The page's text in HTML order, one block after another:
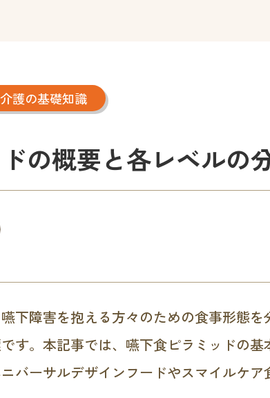
介護の基礎知識
の概要と各レベルの
下障害を抱える方々のための食事形態
す。本記事では、嚥下食ピラミッドの基
バーサルデザインフードやスマイルケ